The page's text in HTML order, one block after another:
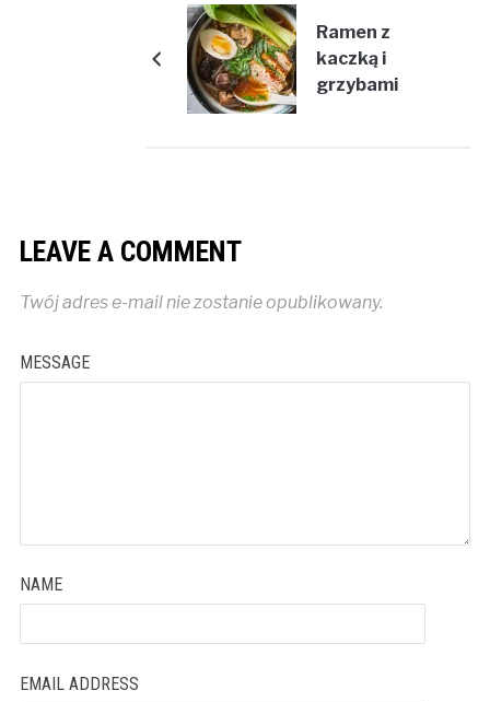
Ramen z
kaczką i
grzybami
LEAVE A COMMENT
Twój adres e-mail nie zostanie opublikowany.
MESSAGE
NAME
EMAIL ADDRESS